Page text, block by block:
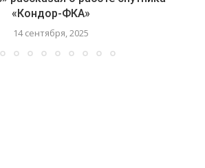
«Кондор-ФКА»
14 сентября, 2025